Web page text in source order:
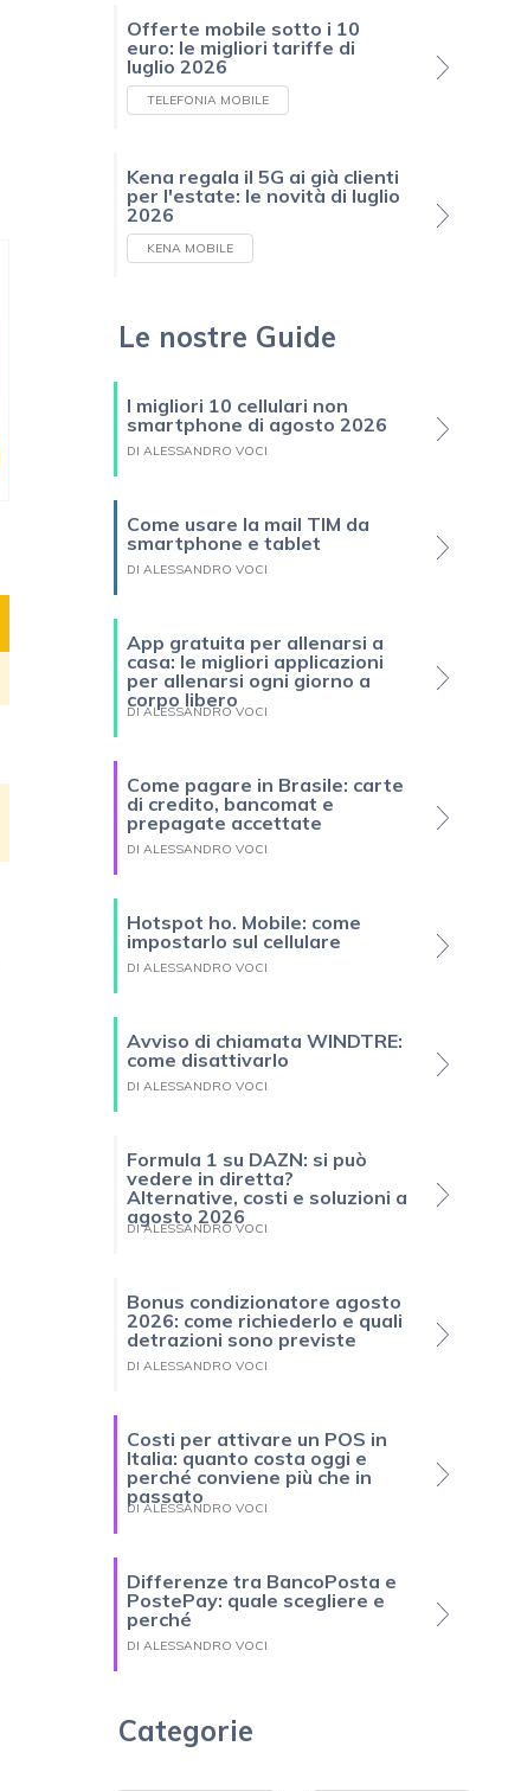
Offerte mobile sotto i 10
euro: le migliori tariffe di
luglio 2026
TELEFONIA MOBILE
Kena regala il 5G ai già clienti
per l'estate: le novità di luglio
2026
KENA MOBILE
Le nostre Guide
I migliori 10 cellulari non
smartphone di agosto 2026
DI ALESSANDRO VOCI
Come usare la mail TIM da
smartphone e tablet
DI ALESSANDRO VOCI
App gratuita per allenarsi a
casa: le migliori applicazioni
per allenarsi ogni giorno a
corpo libero
DI ALESSANDRO VOCI
Come pagare in Brasile: carte
di credito, bancomat e
prepagate accettate
DI ALESSANDRO VOCI
Hotspot ho. Mobile: come
impostarlo sul cellulare
DI ALESSANDRO VOCI
Avviso di chiamata WINDTRE:
come disattivarlo
DI ALESSANDRO VOCI
Formula 1 su DAZN: si può
vedere in diretta?
Alternative, costi e soluzioni a
agosto 2026
DI ALESSANDRO VOCI
Bonus condizionatore agosto
2026: come richiederlo e quali
detrazioni sono previste
DI ALESSANDRO VOCI
Costi per attivare un POS in
Italia: quanto costa oggi e
perché conviene più che in
passato
DI ALESSANDRO VOCI
Differenze tra BancoPosta e
PostePay: quale scegliere e
perché
DI ALESSANDRO VOCI
Categorie